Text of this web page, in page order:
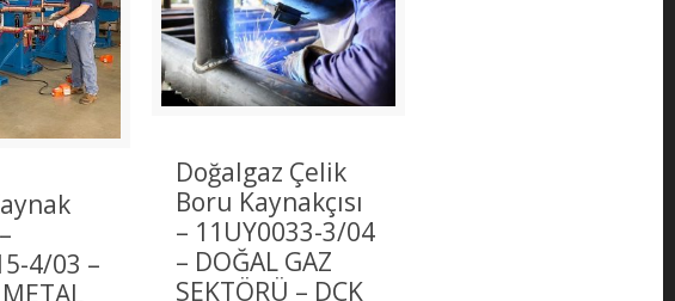
4/03 –
Doğalgaz Çelik
Boru Kaynakçısı
– 11UY0033-3/04
– DOĞAL GAZ
SEKTÖRÜ – DÇK